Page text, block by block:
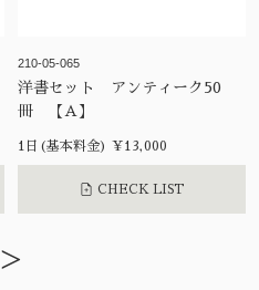
210-05-065
洋書セット アンティーク50
冊 【A】
1日(基本料金) ¥13,000
CHECK LIST
>